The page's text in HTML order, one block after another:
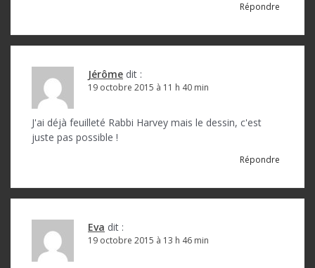
c
Répondre
Jérôme dit :
19 octobre 2015 à 11 h 40 min
J'ai déjà feuilleté Rabbi Harvey mais le dessin, c'est
juste pas possible !
Répondre
Eva dit :
19 octobre 2015 à 13 h 46 min